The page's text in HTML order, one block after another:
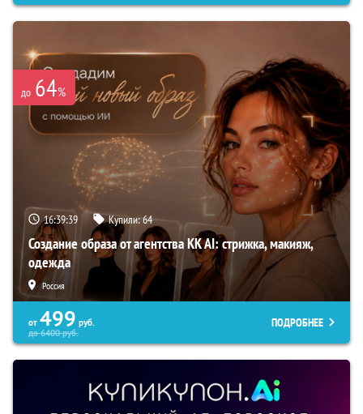
до 64%
16:39:37 Купили:64
Создание образа от агентства KK AI: стрижка, макияж,
одежда
Россия
от 499 руб.
до6400руб.
ПОДРОБНЕЕ